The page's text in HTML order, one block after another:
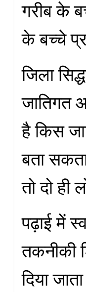
गरीब के
के बच्चे
जिला
जातिगत
है किस
बता
तो दो ही
पढ़ाई में
तकनीकी
दिया